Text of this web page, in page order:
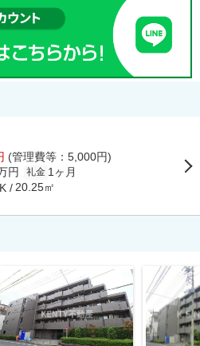
(管理費等：5,000円)
円 礼金 1ヶ月
20.25㎡